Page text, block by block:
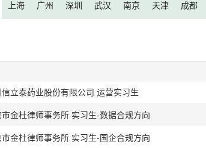
上海 广州 深圳 武汉 南京 天津 成都
立泰药业股份有限公司 运营实习生
金杜律师事务所 实习生-数据合规方向
金杜律师事务所 实习生-国企合规方向